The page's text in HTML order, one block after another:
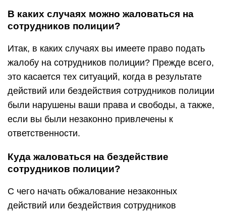
В каких случаях можно жаловаться на
сотрудников полиции?
Итак, в каких случаях вы имеете право подать
жалобу на сотрудников полиции? Прежде всего,
это касается тех ситуаций, когда в результате
действий или бездействия сотрудников полиции
были нарушены ваши права и свободы, а также,
если вы были незаконно привлечены к
ответственности.
Куда жаловаться на бездействие
сотрудников полиции?
С чего начать обжалование незаконных
действий или бездействия сотрудников